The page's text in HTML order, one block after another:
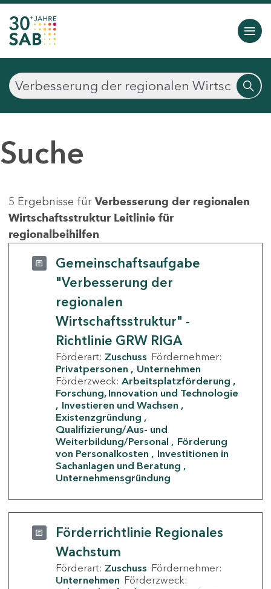
Suche
5 Ergebnisse für Verbesserung der regionalen
Wirtschaftsstruktur Leitlinie für
regionalbeihilfen
Gemeinschaftsaufgabe
"Verbesserung der
regionalen
Wirtschaftsstruktur" -
Richtlinie GRW RIGA
Förderart: Zuschuss Fördernehmer:
Privatpersonen
Unternehmen
Förderzweck: Arbeitsplatzförderung
Forschung, Innovation und Technologie
Investieren und Wachsen
Existenzgründung
Qualifizierung/Aus- und
Weiterbildung/Personal
Förderung
von Personalkosten
Investitionen in
Sachanlagen und Beratung
Unternehmensgründung
Förderrichtlinie Regionales
Wachstum
Förderart: Zuschuss Fördernehmer:
Unternehmen Förderzweck: